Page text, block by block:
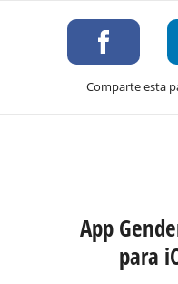
Comparte esta
App
para